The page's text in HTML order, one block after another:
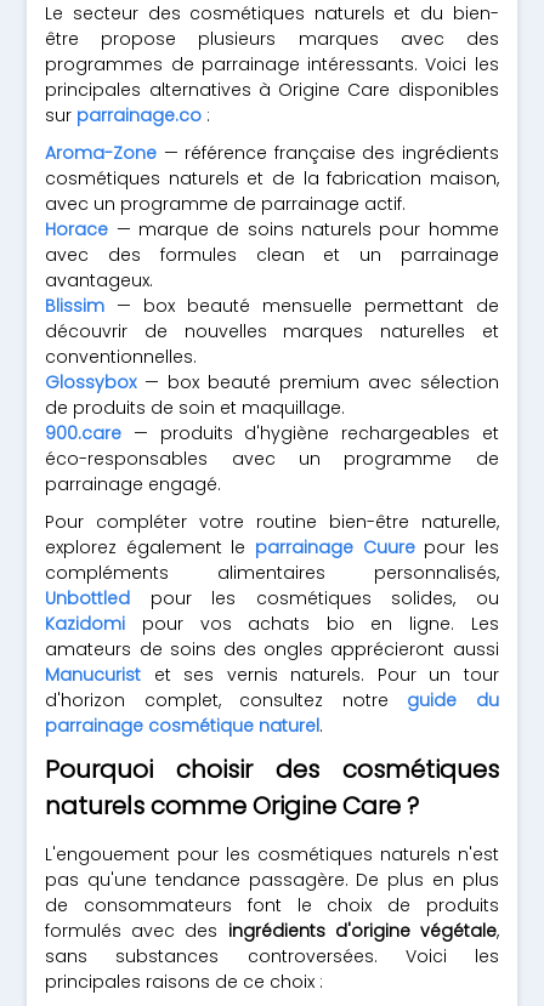
Le secteur des cosmétiques naturels et du bien-
être propose plusieurs marques avec des
programmes de parrainage intéressants. Voici les
principales alternatives à Origine Care disponibles
sur parrainage.co :
Aroma-Zone — référence française des ingrédients
cosmétiques naturels et de la fabrication maison,
avec un programme de parrainage actif.
Horace — marque de soins naturels pour homme
avec des formules clean et un parrainage
avantageux.
Blissim — box beauté mensuelle permettant de
découvrir de nouvelles marques naturelles et
conventionnelles.
Glossybox— box beauté premium avec sélection
de produits de soin et maquillage.
900.care — produits d'hygiène rechargeables et
éco-responsables avec un programme de
parrainage engagé.
Pour compléter votre routine bien-être naturelle,
explorez également le parrainage Cuurepour les
compléments alimentaires personnalisés,
Unbottled pour les cosmétiques solides, ou
Kazidomi pour vos achats bio en ligne. Les
amateurs de soins des ongles apprécieront aussi
Manucurist et ses vernis naturels. Pour un tour
d'horizon complet, consultez notre guide du
parrainage cosmétique naturel.
Pourquoi choisir des cosmétiques
naturels comme Origine Care ?
L'engouement pour les cosmétiques naturels n'est
pas qu'une tendance passagère. De plus en plus
de consommateurs font le choix de produits
formulés avec des ingrédients d'origine végétale,
sans substances controversées. Voici les
principales raisons de ce choix :